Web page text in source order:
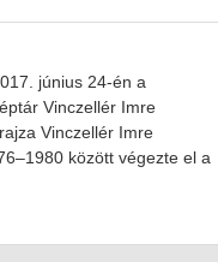
június 24-én a
Vinczellér Imre
Vinczellér Imre
között végezte el a